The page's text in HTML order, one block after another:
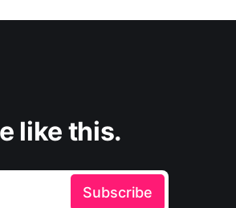
like this.
Subscribe